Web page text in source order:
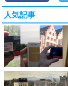
人気記事